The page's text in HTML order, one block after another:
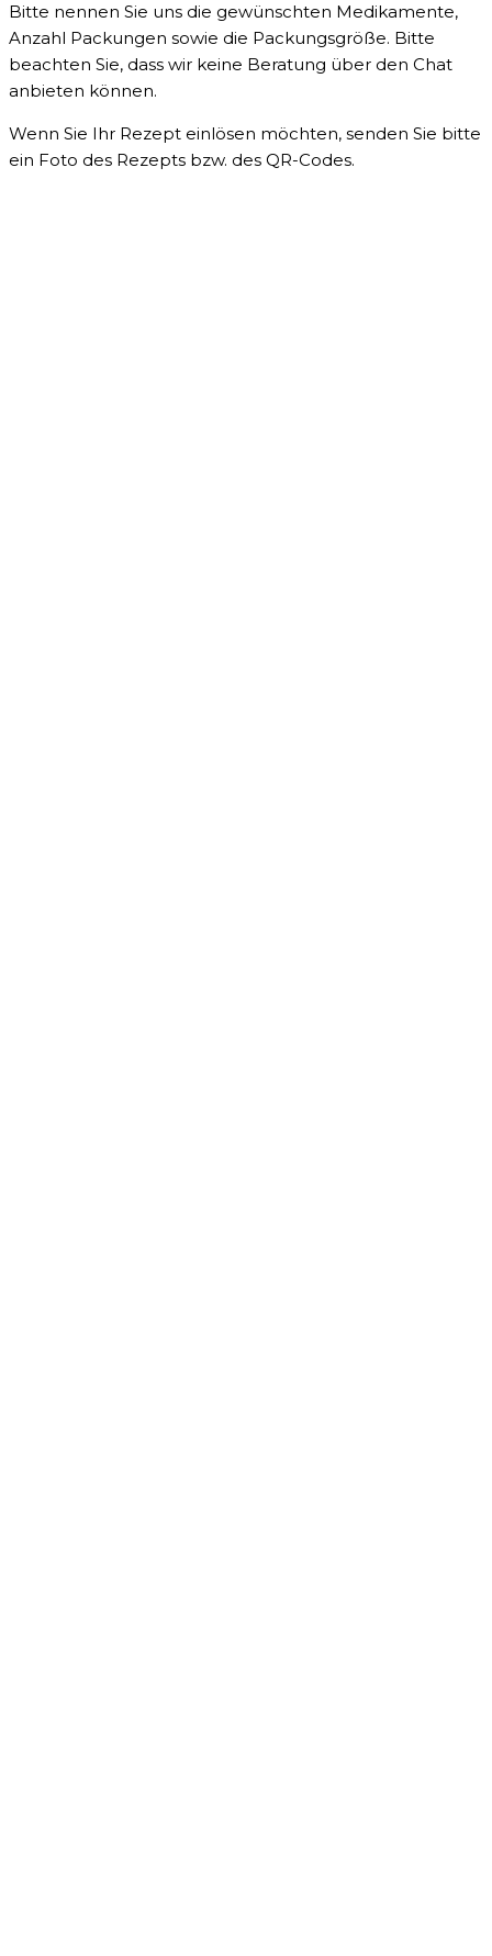
Bitte nennen Sie uns die gewünschten Medikamente,
Anzahl Packungen sowie die Packungsgröße. Bitte
beachten Sie, dass wir keine Beratung über den Chat
anbieten können.
Wenn Sie Ihr Rezept einlösen möchten, senden Sie bitte
ein Foto des Rezepts bzw. des QR-Codes.